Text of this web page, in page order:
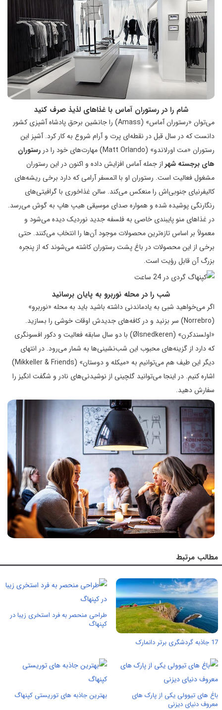
شام را در رستوران آماس با غذاهای لذیذ صرف کنید
می‌توان «رستوران آماس» (Amass) را جانشین برحق پادشاه آشپزی کشور
دانست که در سال قبل در نقطه‌ای پرت و آرام شروع به کار کرد. آشپز این
رستوران «مت اورلاندو» (Matt Orlando) مهارت‌های خود را در
رستوران‌
های برجسته شهر از جمله آماس افزایش داده و اکنون در این رستوران
مشغول فعالیت است. رستوران او با اتمسفر آرامی که دارد برخی ریشه‌های
کالیفرنیای جنوبی‌اش را منعکس می‌کند. سالن غذاخوری با گرافیتی‌های
رنگارنگی پوشیده شده و همواره صدای موسیقی هیپ هاپ به گوش می‌رسد.
در غذاهای منو پایبندی خاصی به فلسفه جدید نوردیک دیده می‌شود و
معمولاً بر اساس تازه‌ترین محصولات موجود آن‌ها را انتخاب می‌کنند. حتی
برخی از این محصولات در باغ پشت رستوران کاشته می‌شوند که از پنجره
بزرگ آن قابل رؤیت است.
شب را در محله نوربرو به پایان برسانید
اگر می‌خواهید شبی به یادماندنی داشته باشید باید به محله «نوربرو»
(Norrebro) سر بزنید و در کافه‌های جدیدش اوقات خوشی را بسازید.
«اولسندکرن» (Ølsnedkeren) با دو سال سابقه فعالیت و دکور افسونگری
که دارد از گزینه‌های محبوب این شب‌نشینی‌ها به شمار می‌رود. در انتهای
دیگر این طیف هم می‌توانیم به «میکله و دوستان» (Mikkeller & Friends)
اشاره کنیم. در اینجا می‌توانید گلچینی از نوشیدنی‌های نادر و شگفت انگیز را
سفارش دهید.
مطالب مرتبط
17 جاذبه گردشگری برتر دانمارک
طراحی منحصر به فرد استخری زیبا در
کپنهاگ
باغ های تیوولی یکی از پارک های
معروف دنیای دیزنی
بهترین جاذبه های توریستی کپنهاگ